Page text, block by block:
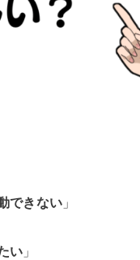
できない 」
い 」